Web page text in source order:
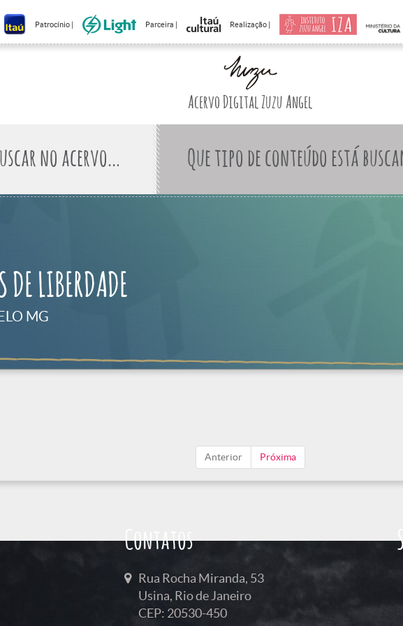
Patrocínio | Parceira | Realização |
Acervo Digital Zuzu Angel
Que tipo de conteúdo está
LIBERDADE
MG
Anterior Próxima
Contatos
Rua Rocha Miranda, 53
Usina, Rio de Janeiro
CEP: 20530-450